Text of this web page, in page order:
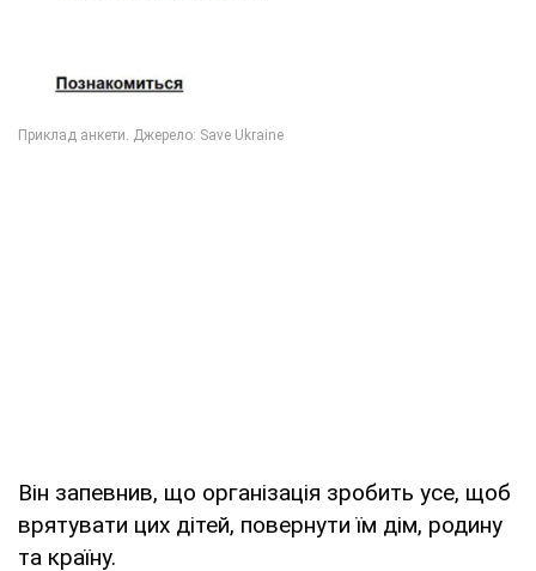
Він запевнив, що організація зробить усе, щоб
врятувати цих дітей, повернути їм дім, родину
та країну.